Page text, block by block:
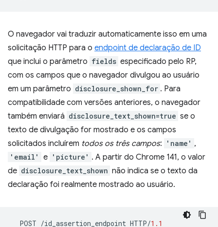
O navegador vai traduzir automaticamente isso em uma
solicitação HTTP para o endpoint de declaração de ID
que inclui o parâmetro fields especificado pelo RP,
com os campos que o navegador divulgou ao usuário
em um parâmetro disclosure_shown_for . Para
compatibilidade com versões anteriores, o navegador
também enviará disclosure_text_shown=true se o
texto de divulgação for mostrado e os campos
solicitados incluírem todos os três campos: 'name' ,
'email' e 'picture' . A partir do Chrome 141, o valor
de disclosure_text_shown não indica se o texto da
declaração foi realmente mostrado ao usuário.
POST /id_assertion_endpoint HTTP/1.1